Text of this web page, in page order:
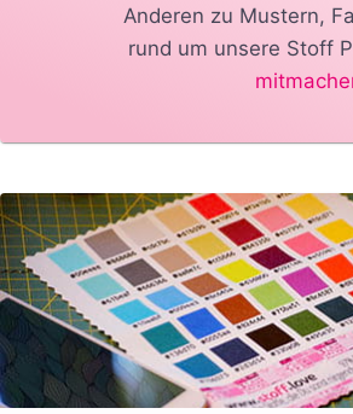
Anderen zu Mustern,
rund um unsere Stoff